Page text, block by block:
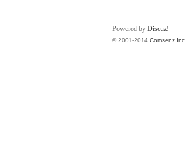
Powered by Discuz!
© 2001-2014 Comsenz Inc.